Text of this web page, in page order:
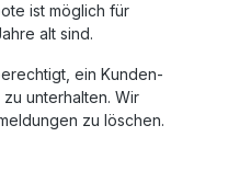
ist möglich für
alt sind.
ein Kunden-
unterhalten. Wir
zu löschen.